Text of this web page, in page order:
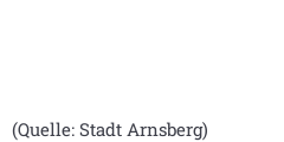
(Quelle: Stadt Arnsberg)